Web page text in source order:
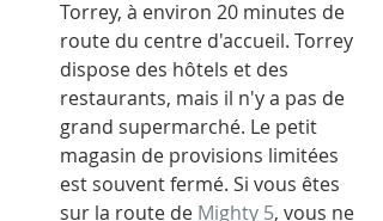
Torrey, à environ 20 minutes de
route du centre d'accueil. Torrey
dispose des hôtels et des
restaurants, mais il n'y a pas de
grand supermarché. Le petit
magasin de provisions limitées
est souvent fermé. Si vous êtes
sur la route de Mighty 5, vous ne